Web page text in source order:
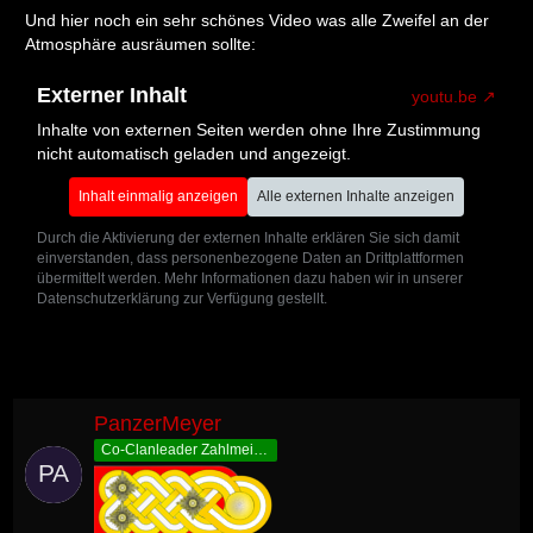
Und hier noch ein sehr schönes Video was alle Zweifel an der
Atmosphäre ausräumen sollte:
Externer Inhalt
youtu.be
Inhalte von externen Seiten werden ohne Ihre Zustimmung
nicht automatisch geladen und angezeigt.
Inhalt einmalig anzeigen Alle externen Inhalte anzeigen
Durch die Aktivierung der externen Inhalte erklären Sie sich damit
einverstanden, dass personenbezogene Daten an Drittplattformen
übermittelt werden. Mehr Informationen dazu haben wir in unserer
Datenschutzerklärung zur Verfügung gestellt.
PanzerMeyer
Co-Clanleader Zahlmeister